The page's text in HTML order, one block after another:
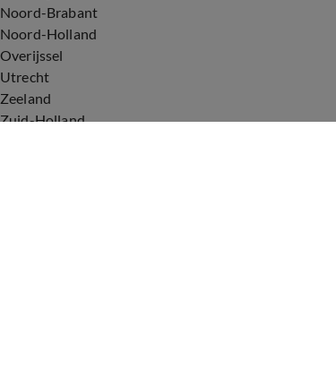
Noord-Brabant
Noord-Holland
Overijssel
Utrecht
Zeeland
Zuid-Holland